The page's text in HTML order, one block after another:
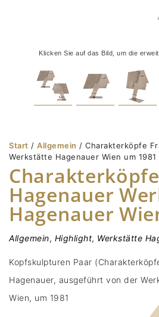
Klicken Sie auf das Bild, um die
Start / Allgemein / Charakterköpfe
Werkstätte Hagenauer Wien um 1981
Hagenauer
Hagenauer
Allgemein, Highlight, Werkstätte
Kopfskulpturen Paar
Hagenauer, ausgeführt von der
Wien, um 1981